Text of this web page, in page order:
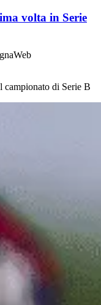
volta in Serie
campionato di Serie B